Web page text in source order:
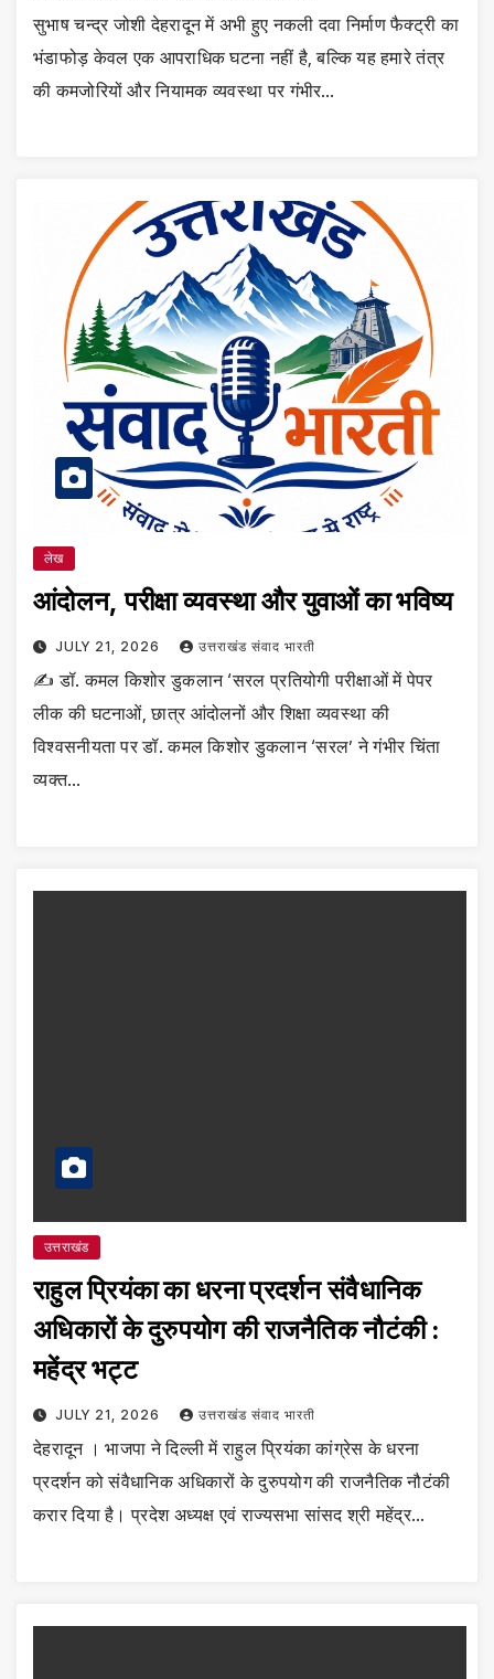
सुभाष चन्द्र जोशी देहरादून में अभी हुए नकली दवा निर्माण फैक्ट्री का
भंडाफोड़ केवल एक आपराधिक घटना नहीं है, बल्कि यह हमारे तंत्र
की कमजोरियों और नियामक व्यवस्था पर गंभीर…
लेख
आंदोलन, परीक्षा व्यवस्था और युवाओं का भविष्य
JULY 21, 2026 उत्तराखंड संवाद भारती
✍️ डॉ. कमल किशोर डुकलान ‘सरल प्रतियोगी परीक्षाओं में पेपर
लीक की घटनाओं, छात्र आंदोलनों और शिक्षा व्यवस्था की
विश्वसनीयता पर डॉ. कमल किशोर डुकलान ‘सरल’ ने गंभीर चिंता
व्यक्त…
उत्तराखंड
राहुल प्रियंका का धरना प्रदर्शन संवैधानिक
अधिकारों के दुरुपयोग की राजनैतिक नौटंकी :
महेंद्र भट्ट
JULY 21, 2026 उत्तराखंड संवाद भारती
देहरादून । भाजपा ने दिल्ली में राहुल प्रियंका कांग्रेस के धरना
प्रदर्शन को संवैधानिक अधिकारों के दुरुपयोग की राजनैतिक नौटंकी
करार दिया है। प्रदेश अध्यक्ष एवं राज्यसभा सांसद श्री महेंद्र…